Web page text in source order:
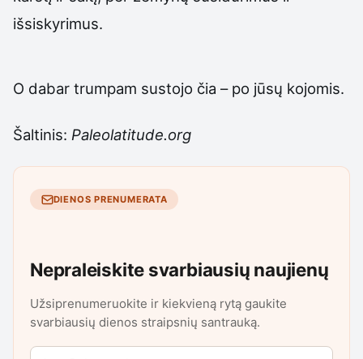
išsiskyrimus.
O dabar trumpam sustojo čia – po jūsų kojomis.
Šaltinis: Paleolatitude.org
DIENOS PRENUMERATA
Nepraleiskite svarbiausių naujienų
Užsiprenumeruokite ir kiekvieną rytą gaukite
svarbiausių dienos straipsnių santrauką.